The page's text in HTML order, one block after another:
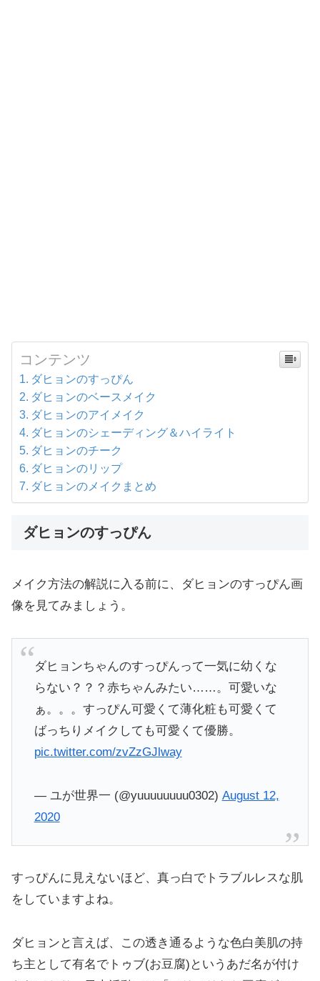
コンテンツ
ダヒョンのすっぴん
ダヒョンのベースメイク
ダヒョンのアイメイク
ダヒョンのシェーディング＆ハイライト
ダヒョンのチーク
ダヒョンのリップ
ダヒョンのメイクまとめ
ダヒョンのすっぴん
メイク方法の解説に入る前に、ダヒョンのすっぴん画
像を見てみましょう。
ダヒョンちゃんのすっぴんって一気に幼くな
らない？？？赤ちゃんみたい……。可愛いな
ぁ。。。すっぴん可愛くて薄化粧も可愛くて
ばっちりメイクしても可愛くて優勝。
pic.twitter.com/zvZzGJlway
— ユが世界一 (@yuuuuuuuu0302) August 12,
2020
すっぴんに見えないほど、真っ白でトラブルレスな肌
をしていますよね。
ダヒョンと言えば、この透き通るような色白美肌の持
ち主として有名でトゥブ(お豆腐)というあだ名が付け